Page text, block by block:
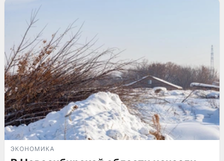
ЭКОНОМИКА